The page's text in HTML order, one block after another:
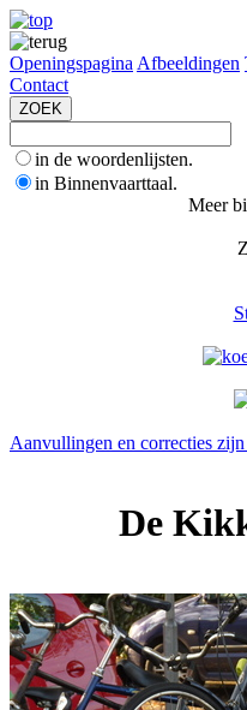
Openingspagina Afbeeldingen
Contact
in de woordenlijsten.
in Binnenvaarttaal.
Meer
Aanvullingen en correcties
De